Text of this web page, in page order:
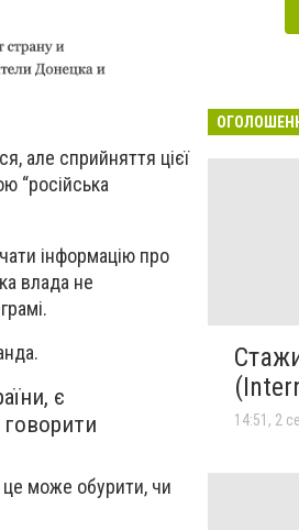
але сприйняття цієї
“російська
інформацію про
влада не
є
може обурити, чи
14:51, 2